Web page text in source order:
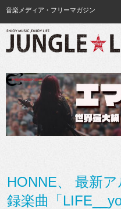
音楽メディア・フリーマガジン
HONNE、 最新
録楽曲「